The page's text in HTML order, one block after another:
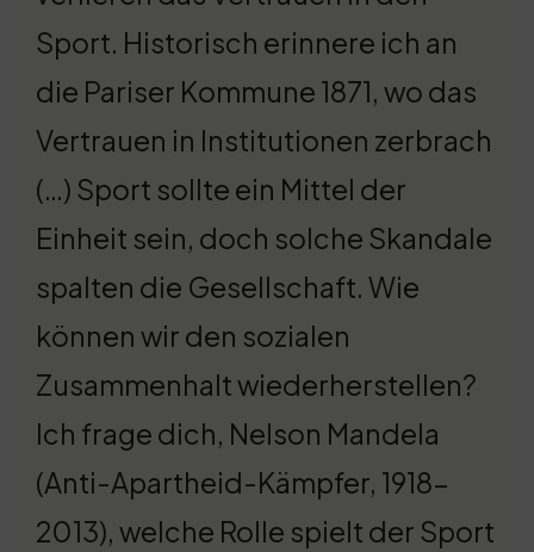
Sport. Historisch erinnere ich an
die Pariser Kommune 1871, wo das
Vertrauen in Institutionen zerbrach
(…) Sport sollte ein Mittel der
Einheit sein, doch solche Skandale
spalten die Gesellschaft. Wie
können wir den sozialen
Zusammenhalt wiederherstellen?
Ich frage dich, Nelson Mandela
(Anti-Apartheid-Kämpfer, 1918-
2013), welche Rolle spielt der Sport